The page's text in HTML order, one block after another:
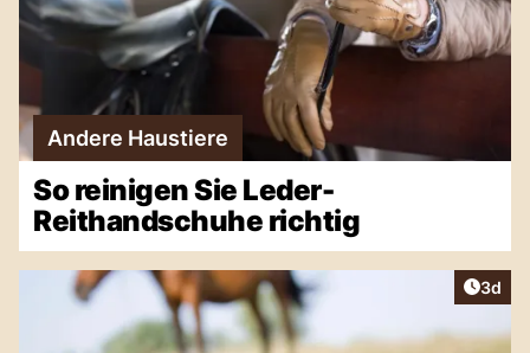
Andere Haustiere
So reinigen Sie Leder-
Reithandschuhe richtig
3d